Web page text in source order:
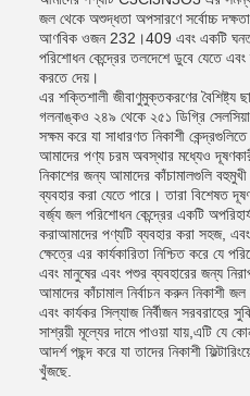
জল থেকে অশুদ্ধতা অপসারণে সর্বোচ্চ
আণবিক ওজন 232।409 এবং একটি
পরিশোধন কেন্দ্রের তলদেশে ডুবে যেতে এবং
করতে দেয়।
এর শক্তিশালী জীবাণুমুক্তকরণের বৈশিষ্ট্য
গলনাঙ্কও ২৪৯ থেকে ২৫১ ডিগ্রি
সক্ষম করে যা সাধারণত নিকাশী
আমাদের পণ্য চরম অবস্থার মধ্যেও
নিকাশের জন্য আমাদের কাঁচামালগুলি
ব্যবহার করা যেতে পারে। তারা বিশেষত
বর্জ্য জল পরিশোধন কেন্দ্রের একটি
করাআমাদের পণ্যটি ব্যবহার করা সহজ,
ক্ষেত্রে এর কার্যকারিতা নিশ্চিত করে যে
এবং মানুষের এবং পশুর ব্যবহারের জন্য
আমাদের কাঁচামাল নির্বাচন করুন নিকাশী
এবং কার্যকর সিল্যাজ নির্বীজন
সাশ্রয়ী মূল্যের দামে পাওয়া যায়,এটি যে
আদর্শ পছন্দ করে যা তাদের নিকাশী
খুঁজছে.